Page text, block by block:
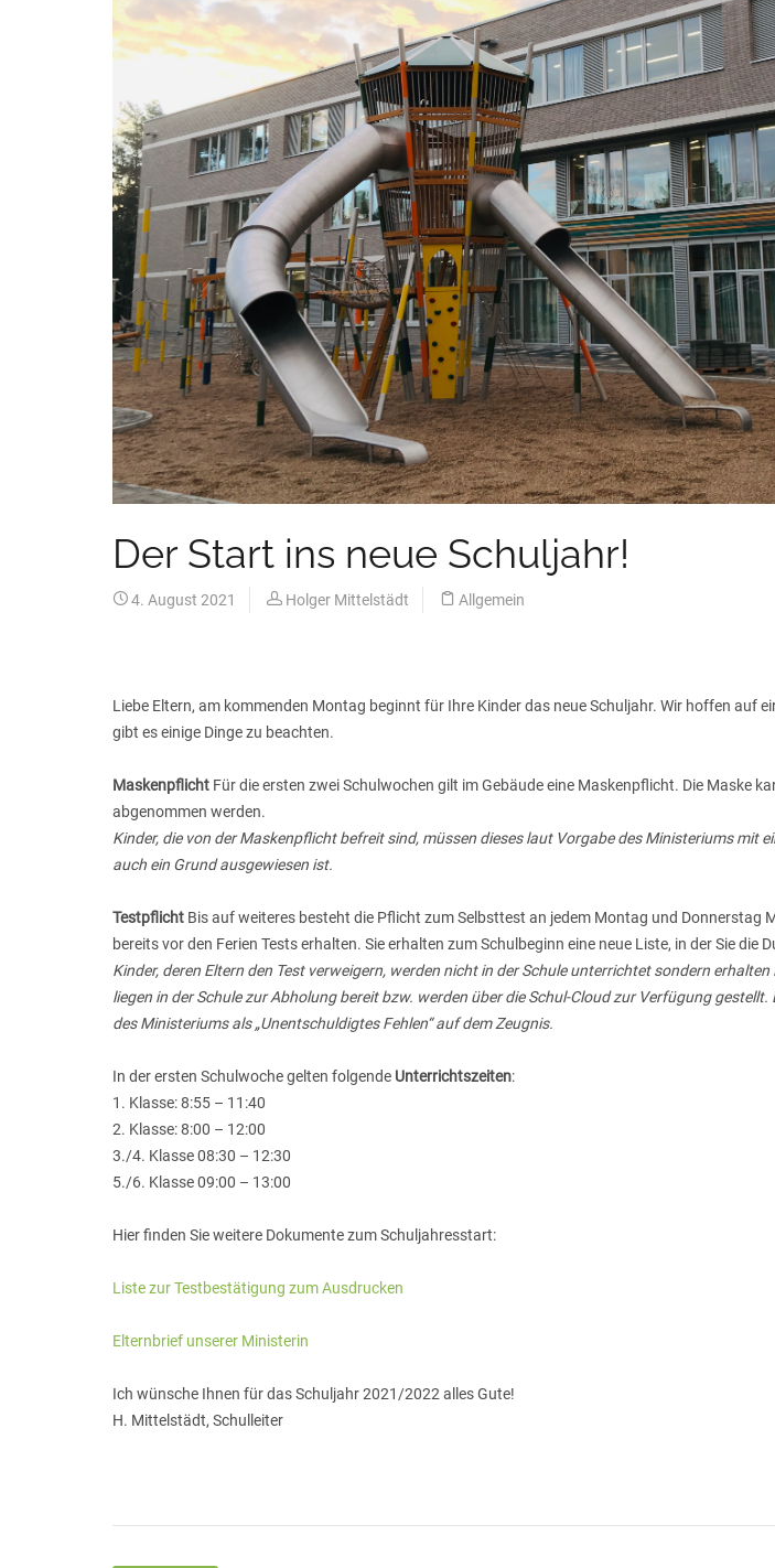
Der Start ins neue Schuljahr!
4. August 2021 Holger Mittelstädt Allgemein
Liebe Eltern, am kommenden Montag beginnt für Ihre Kinder das neue Schuljahr. Wir hoffen auf
gibt es einige Dinge zu beachten.
Maskenpflicht Für die ersten zwei Schulwochen gilt im Gebäude eine Maskenpflicht. Die Maske
abgenommen werden.
Kinder, die von der Maskenpflicht befreit sind, müssen dieses laut Vorgabe des Ministeriums mit
auch ein Grund ausgewiesen ist.
Testpflicht Bis auf weiteres besteht die Pflicht zum Selbsttest an jedem Montag und Donnerstag
bereits vor den Ferien Tests erhalten. Sie erhalten zum Schulbeginn eine neue Liste, in der Sie die
Kinder, deren Eltern den Test verweigern, werden nicht in der Schule unterrichtet sondern
liegen in der Schule zur Abholung bereit bzw. werden über die Schul-Cloud zur Verfügung
des Ministeriums als „Unentschuldigtes Fehlen“ auf dem Zeugnis.
In der ersten Schulwoche gelten folgende Unterrichtszeiten:
1. Klasse: 8:55 – 11:40
2. Klasse: 8:00 – 12:00
3./4. Klasse 08:30 – 12:30
5./6. Klasse 09:00 – 13:00
Hier finden Sie weitere Dokumente zum Schuljahresstart:
Liste zur Testbestätigung zum Ausdrucken
Elternbrief unserer Ministerin
Ich wünsche Ihnen für das Schuljahr 2021/2022 alles Gute!
H. Mittelstädt, Schulleiter